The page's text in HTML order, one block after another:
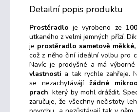
Detailní popis produktu
Prostěradlo je vyrobeno ze
utkaného z velmi jemných přízí.
je prostěradlo sametově
což z něho činí ideální volbu pro
Navíc je prodyšné a má
vlastnosti a tak rychle zahřeje.
se nezachytávájí žádné
prach, který by mohl dráždit.
zaručuje, že všechny nečistoty